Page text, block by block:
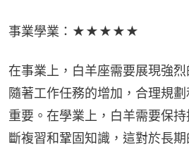
事業學業：★★★★★
在事業上，白羊座需要展現強烈
隨著工作任務的增加，合理規
重要。在學業上，白羊需要保
斷複習和鞏固知識，這對於長